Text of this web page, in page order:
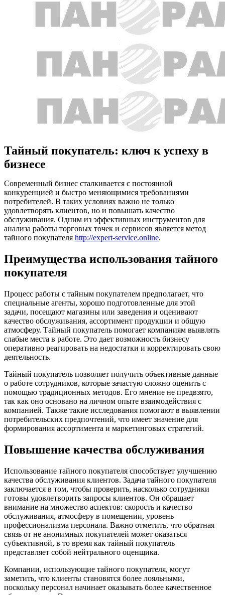
Тайный покупатель: ключ к успеху в
бизнесе
Современный бизнес сталкивается с постоянной
конкуренцией и быстро меняющимися требованиями
потребителей. В таких условиях важно не только
удовлетворять клиентов, но и повышать качество
обслуживания. Одним из эффективных инструментов для
анализа работы торговых точек и сервисов является метод
тайного покупателя http://expert-service.online.
Преимущества использования тайного
покупателя
Процесс работы с тайным покупателем предполагает, что
специальные агенты, хорошо подготовленные для этой
задачи, посещают магазины или заведения и оценивают
качество обслуживания, ассортимент продукции и общую
атмосферу. Тайный покупатель помогает компаниям выявлять
слабые места в работе. Это дает возможность бизнесу
оперативно реагировать на недостатки и корректировать свою
деятельность.
Тайный покупатель позволяет получить объективные данные
о работе сотрудников, которые зачастую сложно оценить с
помощью традиционных методов. Его мнение не предвзято,
так как оно основано на личном опыте взаимодействия с
компанией. Также такие исследования помогают в выявлении
потребительских предпочтений, что имеет значение для
формирования ассортимента и маркетинговых стратегий.
Повышение качества обслуживания
Использование тайного покупателя способствует улучшению
качества обслуживания клиентов. Задача тайного покупателя
заключается в том, чтобы проверить, насколько сотрудники
готовы удовлетворить запросы клиентов. Он обращает
внимание на множество аспектов: скорость и качество
обслуживания, атмосферу в помещении, уровень
профессионализма персонала. Важно отметить, что обратная
связь от не анонимных покупателей может оказаться
субъективной, в то время как тайный покупатель
представляет собой нейтрального оценщика.
Компании, использующие тайного покупателя, могут
заметить, что клиенты становятся более лояльными,
поскольку персонал начинает оказывать более качественное